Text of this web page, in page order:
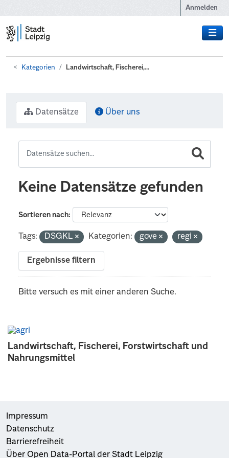
Anmelden
Kategorien Landwirtschaft, Fischerei,...
Landwirtschaft, Fischerei, Forstwirtschaft und
Nahrungsmittel
Datensätze Über uns
Keine Datensätze gefunden
Sortieren nach
Tags: DSGKL Kategorien: gove regi
Ergebnisse filtern
Bitte versuch es mit einer anderen Suche.
Impressum
Datenschutz
Barrierefreiheit
Über Open Data-Portal der Stadt Leipzig